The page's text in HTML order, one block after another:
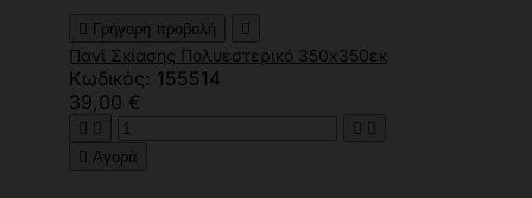
 Γρήγορη προβολή 
Πανί Σκίασης Πολυεστερικό 350x350εκ
Κωδικός: 155514
39,00 €
   
 Αγορά